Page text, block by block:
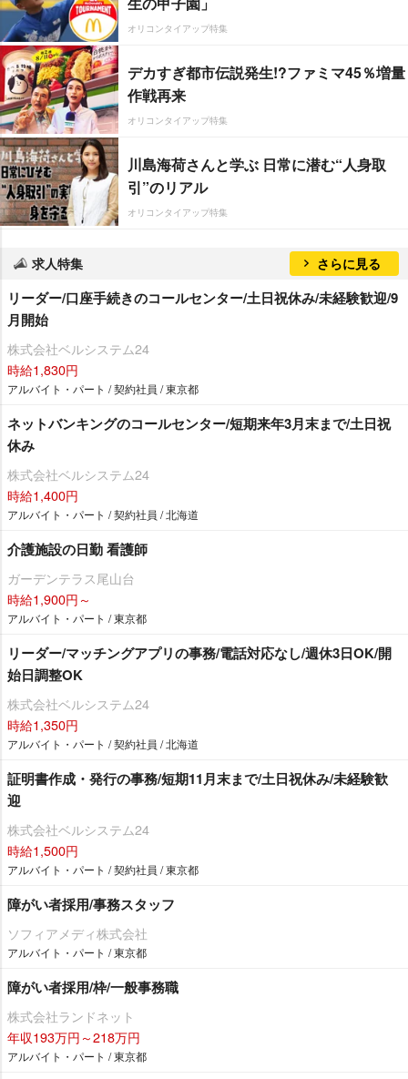
オリコンタイアップ特集
デカすぎ都市伝説発生!?ファミマ45％増量
作戦再来
オリコンタイアップ特集
川島海荷さんと学ぶ 日常に潜む“人身取
引”のリアル
オリコンタイアップ特集
求人特集 さらに見る
リーダー/口座手続きのコールセンター/土日祝休み/未経験歓迎/9
月開始
株式会社ベルシステム24
時給1,830円
アルバイト・パート / 契約社員 / 東京都
ネットバンキングのコールセンター/短期来年3月末まで/土日祝
休み
株式会社ベルシステム24
時給1,400円
アルバイト・パート / 契約社員 / 北海道
介護施設の日勤 看護師
ガーデンテラス尾山台
時給1,900円～
アルバイト・パート / 東京都
リーダー/マッチングアプリの事務/電話対応なし/週休3日OK/開
始日調整OK
株式会社ベルシステム24
時給1,350円
アルバイト・パート / 契約社員 / 北海道
証明書作成・発行の事務/短期11月末まで/土日祝休み/未経験歓
迎
株式会社ベルシステム24
時給1,500円
アルバイト・パート / 契約社員 / 東京都
障がい者採用/事務スタッフ
ソフィアメディ株式会社
アルバイト・パート / 東京都
障がい者採用/枠/一般事務職
株式会社ランドネット
年収193万円～218万円
アルバイト・パート / 東京都